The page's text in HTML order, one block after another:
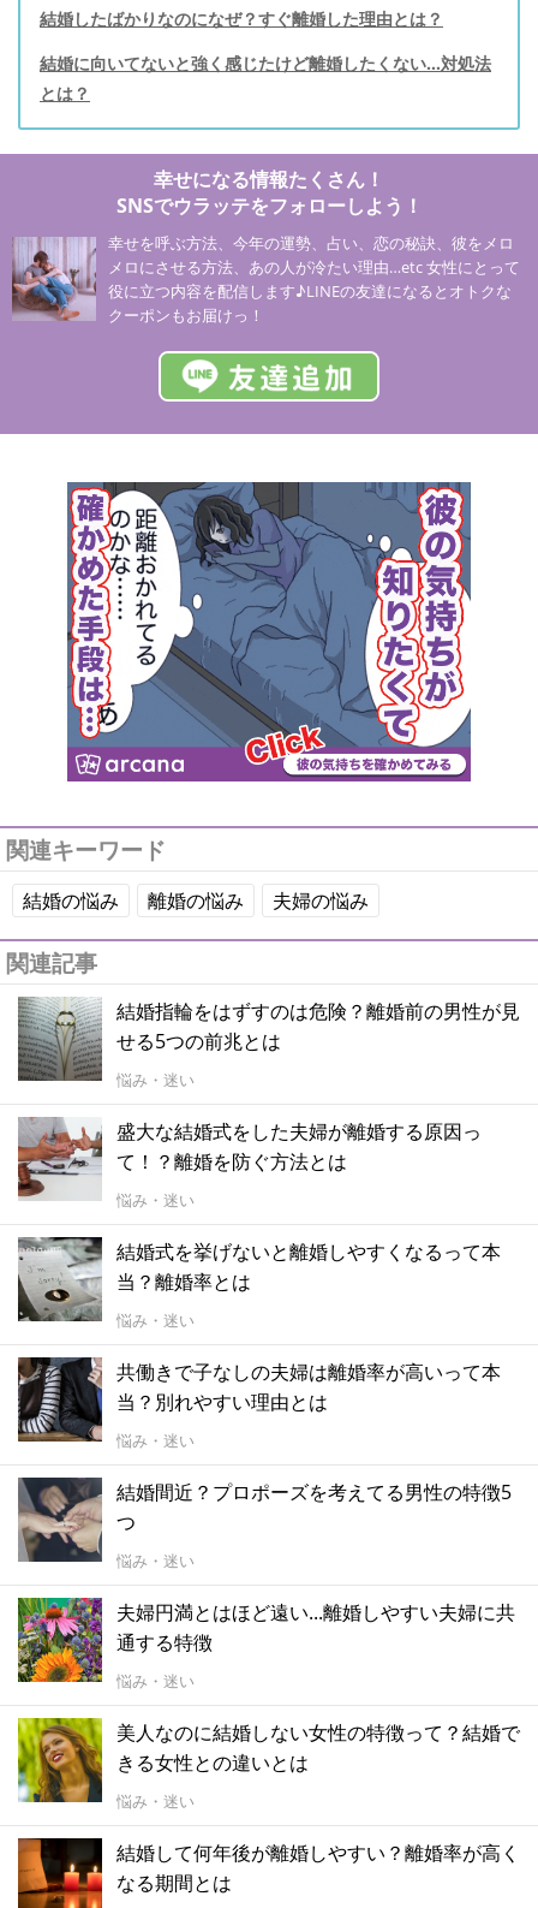
結婚したばかりなのになぜ？すぐ離婚した理由とは？
結婚に向いてないと強く感じたけど離婚したくない…対処法
とは？
幸せになる情報たくさん！
SNSでウラッテをフォローしよう！
幸せを呼ぶ方法、今年の運勢、占い、恋の秘訣、彼をメロ
メロにさせる方法、あの人が冷たい理由…etc 女性にとって
役に立つ内容を配信します♪LINEの友達になるとオトクな
クーポンもお届けっ！
関連キーワード
結婚の悩み 離婚の悩み 夫婦の悩み
関連記事
結婚指輪をはずすのは危険？離婚前の男性が見
せる5つの前兆とは
悩み・迷い
盛大な結婚式をした夫婦が離婚する原因っ
て！？離婚を防ぐ方法とは
悩み・迷い
結婚式を挙げないと離婚しやすくなるって本
当？離婚率とは
悩み・迷い
共働きで子なしの夫婦は離婚率が高いって本
当？別れやすい理由とは
悩み・迷い
結婚間近？プロポーズを考えてる男性の特徴5
つ
悩み・迷い
夫婦円満とはほど遠い...離婚しやすい夫婦に共
通する特徴
悩み・迷い
美人なのに結婚しない女性の特徴って？結婚で
きる女性との違いとは
悩み・迷い
結婚して何年後が離婚しやすい？離婚率が高く
なる期間とは